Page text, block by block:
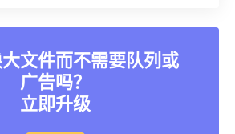
文件而不需要队列或
广告吗？
立即升级